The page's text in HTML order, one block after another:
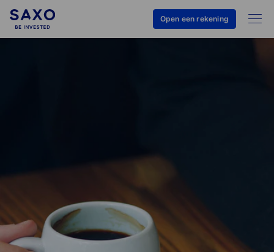
Open een rekening